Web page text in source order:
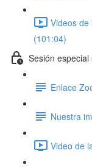
Videos de
(101:04)
Sesión
Enlace
Nuestra
Video de